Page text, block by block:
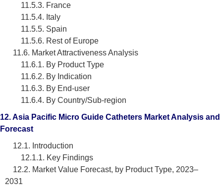
11.5.3. France
11.5.4. Italy
11.5.5. Spain
11.5.6. Rest of Europe
11.6. Market Attractiveness Analysis
11.6.1. By Product Type
11.6.2. By Indication
11.6.3. By End-user
11.6.4. By Country/Sub-region
12. Asia Pacific Micro Guide Catheters Market Analysis and
Forecast
12.1. Introduction
12.1.1. Key Findings
12.2. Market Value Forecast, by Product Type, 2023–
2031